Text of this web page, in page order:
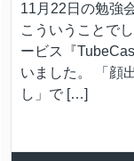
11月22日の勉強
こういうことで
ービス『
いました。 「顔
し」で […]